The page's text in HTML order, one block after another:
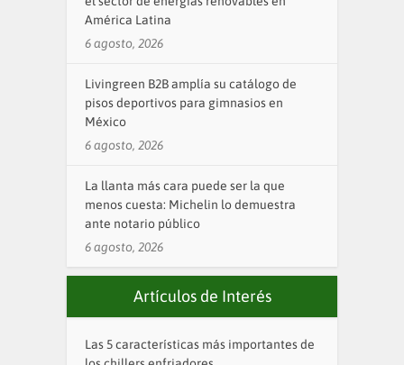
América Latina
6 agosto, 2026
Livingreen B2B amplía su catálogo de
pisos deportivos para gimnasios en
México
6 agosto, 2026
La llanta más cara puede ser la que
menos cuesta: Michelin lo demuestra
ante notario público
6 agosto, 2026
Artículos de Interés
Las 5 características más importantes de